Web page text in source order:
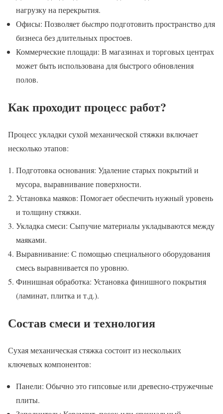
нагрузку на перекрытия.
Офисы: Позволяетбыстроподготовить пространство для
бизнеса без длительных простоев.
Коммерческие площади: В магазинах и торговых центрах
может быть использована для быстрого обновления
полов.
Как проходит процесс работ?
Процесс укладки сухой механической стяжки включает
несколько этапов:
Подготовка основания: Удаление старых покрытий и
мусора, выравнивание поверхности.
Установка маяков: Помогает обеспечить нужный уровень
и толщину стяжки.
Укладка смеси: Сыпучие материалы укладываются между
маяками.
Выравнивание: С помощью специального оборудования
смесь выравнивается по уровню.
Финишная обработка: Установка финишного покрытия
(ламинат, плитка и т.д.).
Состав смеси и технология
Сухая механическая стяжка состоит из нескольких
ключевых компонентов:
Панели: Обычно это гипсовые или древесно-стружечные
плиты.